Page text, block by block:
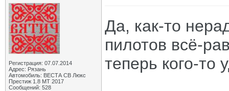
Регистрация: 07.07.2014
Адрес: Рязань
Автомобиль: ВЕСТА СВ Люкс
Престиж 1.8 МТ 2017
Сообщений: 528
Да, как-то
пилотов всё-
теперь кого-то